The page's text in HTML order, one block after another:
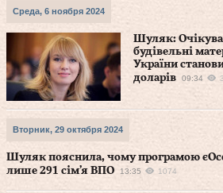
Среда, 6 ноября 2024
Шуляк:
будівельні
України
доларів
09:34
Вторник, 29 октября 2024
Шуляк пояснила, чому програмою
лише 291 сім’я ВПО
13:35 1074